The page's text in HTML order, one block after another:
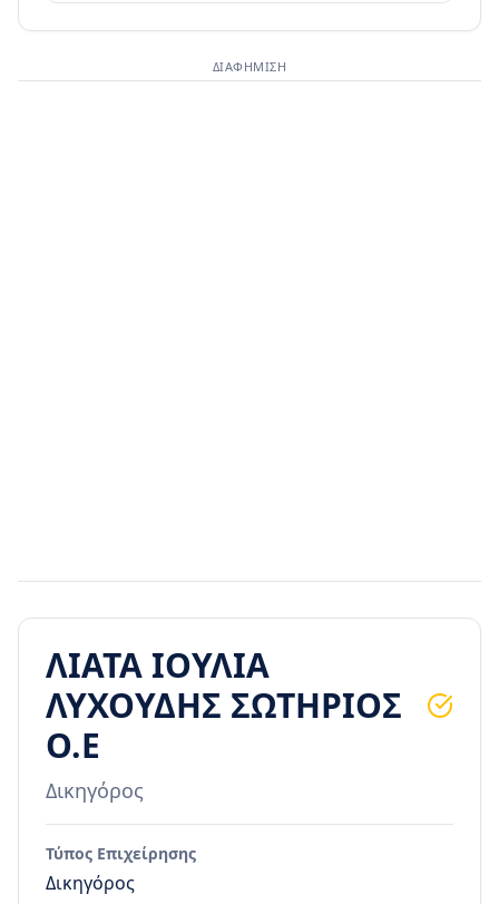
ΔΙΑΦΉΜΙΣΗ
ΛΙΑΤΑ ΙΟΥΛΙΑ
ΛΥΧΟΥΔΗΣ ΣΩΤΗΡΙΟΣ
Ο.Ε
Δικηγόρος
Τύπος Επιχείρησης
Δικηγόρος